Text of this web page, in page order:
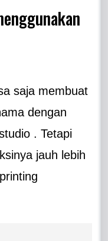
saja membuat
dengan
. Tetapi
jauh lebih